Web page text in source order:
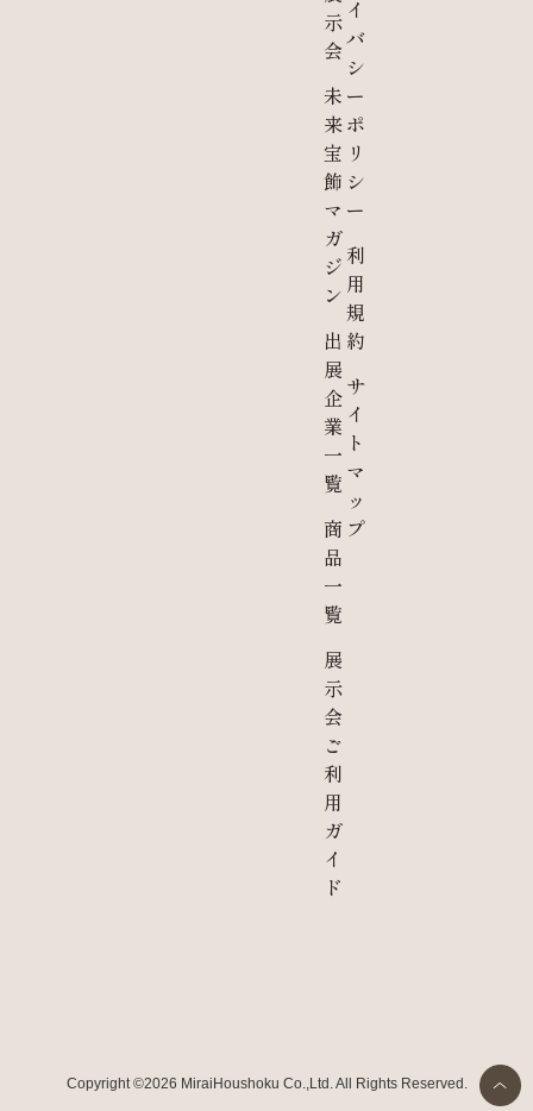
示
会
未
来
宝
飾
マ
ガ
ジ
ン
出
展
企
業
一
覧
商
品
一
覧
展
示
会
ご
利
用
ガ
イ
ド
イ
バ
シ
ー
ポ
リ
シ
ー
利
用
規
約
サ
イ
ト
マ
ッ
プ
Copyright ©2026 MiraiHoushoku Co.,Ltd. All Rights Reserved.